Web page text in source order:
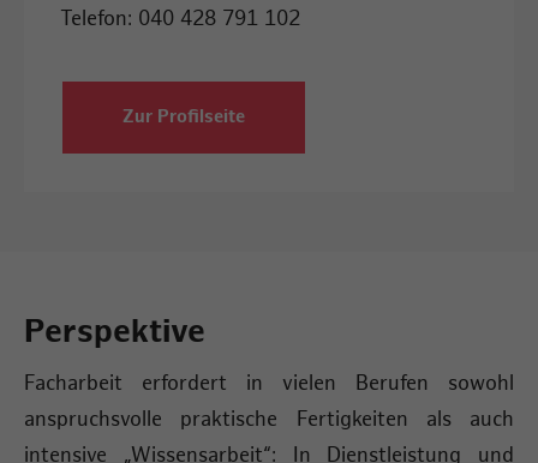
Telefon: 040 428 791 102
Zur Profilseite
Perspektive
Facharbeit erfordert in vielen Berufen sowohl
anspruchsvolle praktische Fertigkeiten als auch
intensive „Wissensarbeit“: In Dienstleistung und